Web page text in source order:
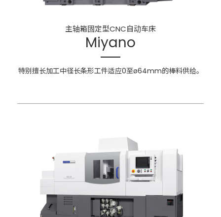
主轴箱固定型CNC自动车床
Miyano
特别擅长加工中径长条形工件适应0至ø64mm的棒料供给。